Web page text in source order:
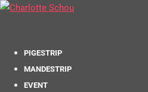
PIGESTRIP
MANDESTRIP
EVENT